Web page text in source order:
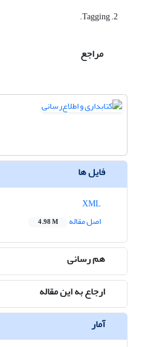
2. Tagging.
مراجع
فایل ها
اصل مقاله
4.98 M
هم رسانی
ارجاع به این مقاله
آمار